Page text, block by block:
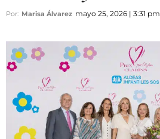
Por: Marisa Álvarez mayo 25, 2026 | 3:31 pm